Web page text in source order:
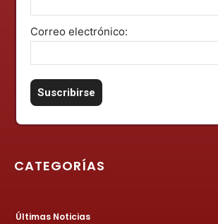
Correo electrónico:
CATEGORÍAS
Últimas Noticias